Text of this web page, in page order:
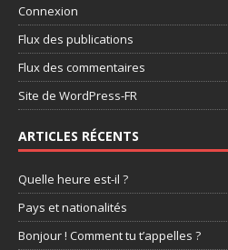
Connexion
Flux des publications
Flux des commentaires
Site de WordPress-FR
ARTICLES RÉCENTS
Quelle heure est-il ?
Pays et nationalités
Bonjour ! Comment tu t’appelles ?